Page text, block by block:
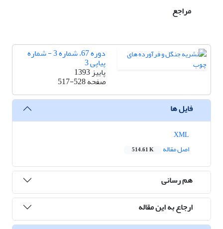
مراجع
دوره 67، شماره 3 - شماره
پیاپی 3
پاییز 1393
صفحه517-528
فایل ها
اصل مقاله
514.61 K
هم رسانی
ارجاع به این مقاله